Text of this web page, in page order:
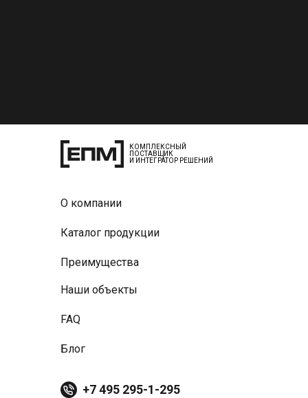
+7 495 295-1-295
Блог
FAQ
Наши объекты
Преимущества
Каталог продукции
О компании
КОМПЛЕКСНЫЙ
ПОСТАВЩИК
И ИНТЕГРАТОР РЕШЕНИЙ